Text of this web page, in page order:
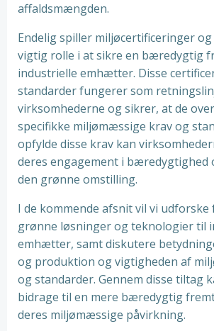
affaldsmængden.
Endelig spiller miljøcertificeringer
vigtig rolle i at sikre en bæredygtig
industrielle emhætter. Disse
standarder fungerer som
virksomhederne og sikrer, at de
specifikke miljømæssige krav og
opfylde disse krav kan
deres engagement i bæredygtighed
den grønne omstilling.
I de kommende afsnit vil vi
grønne løsninger og teknologier til
emhætter, samt diskutere
og produktion og vigtigheden af
og standarder. Gennem disse tiltag
bidrage til en mere bæredygtig
deres miljømæssige påvirkning.